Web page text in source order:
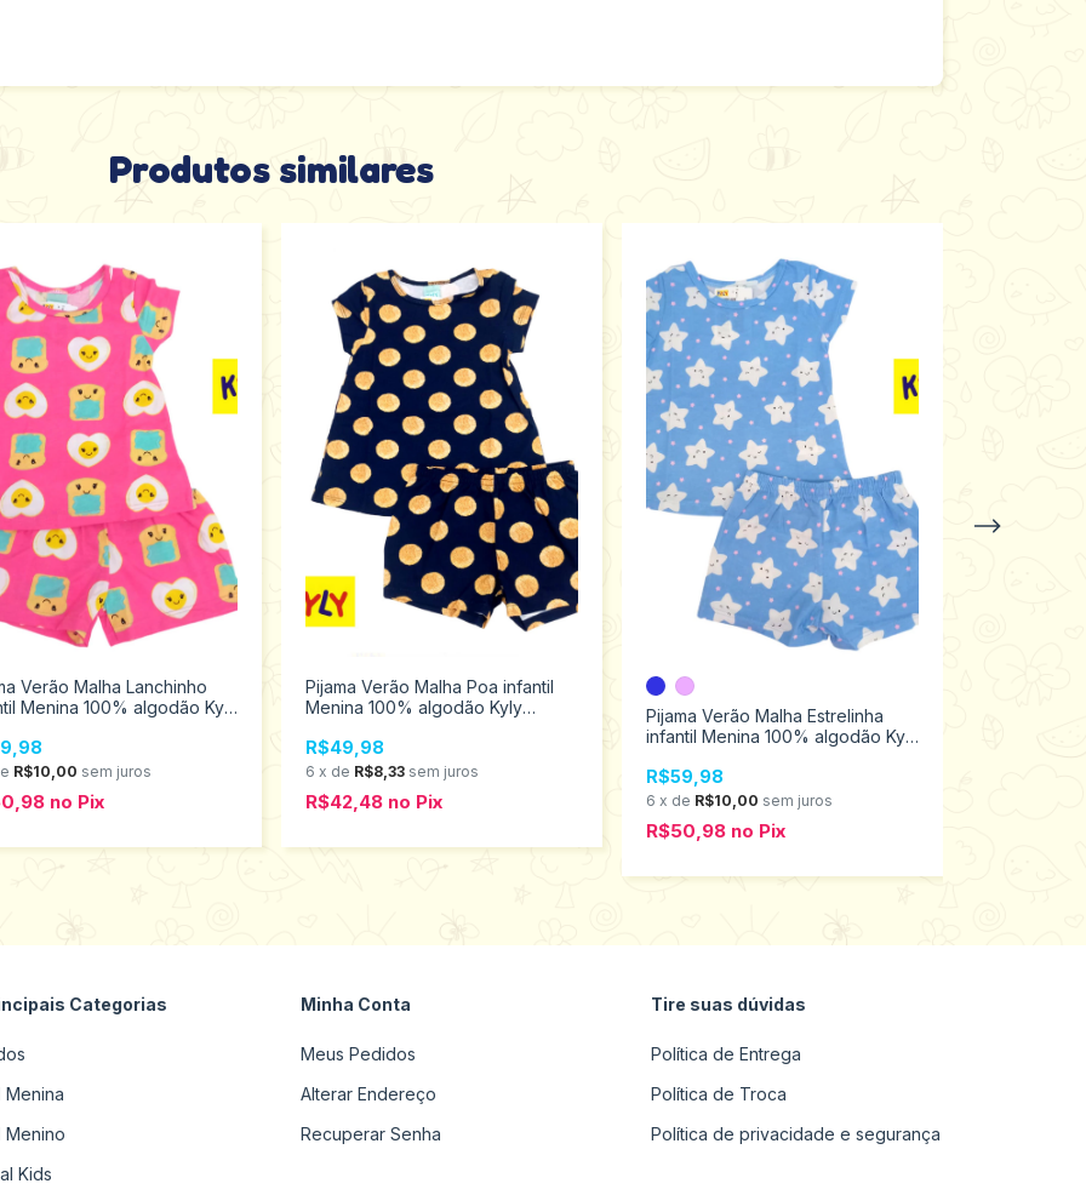
Produtos similares
Verão Malha Lanchinho
Menina 100% algodão Kyly
R$10,00 sem juros
no Pix
Pijama Verão Malha Poa infantil
Menina 100% algodão Kyly
R$49,98
6 x de R$8,33 sem juros
R$42,48 no Pix
Pijama Verão Malha Estrelinha
infantil Menina 100% algodão Kyly
R$59,98
6 x de R$10,00 sem juros
R$50,98 no Pix
Categorias
Menina
Menino
Kids
Minha Conta
Meus Pedidos
Alterar Endereço
Recuperar Senha
Tire suas dúvidas
Política de Entrega
Política de Troca
Política de privacidade e segurança